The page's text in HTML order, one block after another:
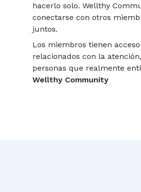
hacerlo solo. Wellthy
conectarse con otros
juntos.
Los miembros tienen
relacionados con la
personas que realmente
Wellthy Community